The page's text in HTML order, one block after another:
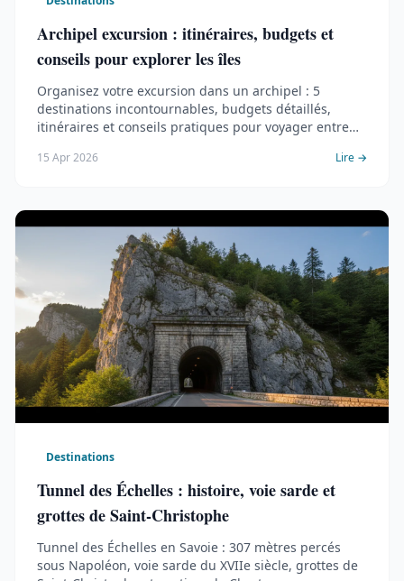
Archipel excursion : itinéraires, budgets et
conseils pour explorer les îles
Organisez votre excursion dans un archipel : 5
destinations incontournables, budgets détaillés,
itinéraires et conseils pratiques pour voyager entre
15 Apr 2026 Lire →
Destinations
Tunnel des Échelles : histoire, voie sarde et
grottes de Saint-Christophe
Tunnel des Échelles en Savoie : 307 mètres percés
sous Napoléon, voie sarde du XVIIe siècle, grottes de